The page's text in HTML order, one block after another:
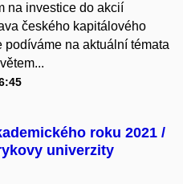
na investice do akcií
českého kapitálového
podíváme na aktuální témata
roku 2021 /
univerzity